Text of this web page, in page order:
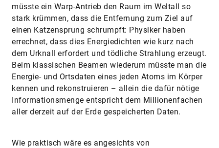
müsste ein Warp-Antrieb den Raum im Weltall so
stark krümmen, dass die Entfernung zum Ziel auf
einen Katzensprung schrumpft: Physiker haben
errechnet, dass dies Energiedichten wie kurz nach
dem Urknall erfordert und tödliche Strahlung erzeugt.
Beim klassischen Beamen wiederum müsste man die
Energie- und Ortsdaten eines jeden Atoms im Körper
kennen und rekonstruieren – allein die dafür nötige
Informationsmenge entspricht dem Millionenfachen
aller derzeit auf der Erde gespeicherten Daten.
Wie praktisch wäre es angesichts von